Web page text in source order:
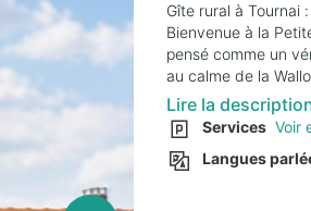
Gîte rural à Tournai
Bienvenue à la
pensé comme un
au calme de la
Lire la
Services Voir
Langues